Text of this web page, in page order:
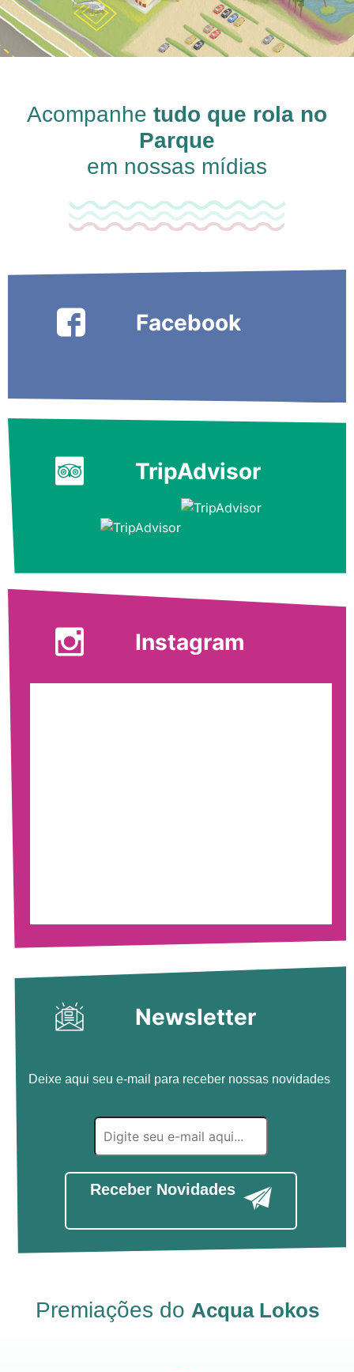
Acompanhe tudo que rola no
Parque
em nossas mídias
Facebook
TripAdvisor
Instagram
Newsletter
Deixe aqui seu e-mail para receber nossas novidades
Receber Novidades
Premiações do Acqua Lokos